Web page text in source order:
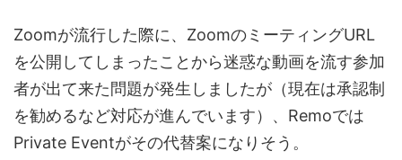
Zoomが流行した際に、ZoomのミーティングURL
を公開してしまったことから迷惑な動画を流す参加
者が出て来た問題が発生しましたが（現在は承認制
を勧めるなど対応が進んでいます）、Remoでは
Private Eventがその代替案になりそう。